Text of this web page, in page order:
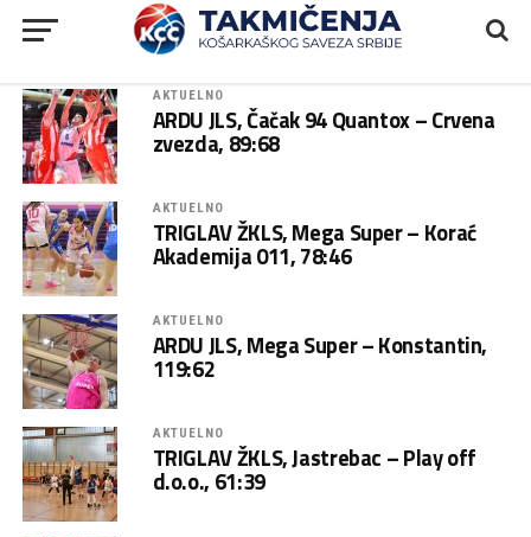
AKTUELNO
ARDU JLS, Čačak 94 Quantox – Crvena
zvezda, 89:68
AKTUELNO
TRIGLAV ŽKLS, Mega Super – Korać
Akademija 011, 78:46
AKTUELNO
ARDU JLS, Mega Super – Konstantin,
119:62
AKTUELNO
TRIGLAV ŽKLS, Jastrebac – Play off
d.o.o., 61:39